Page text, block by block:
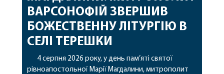
ВАРСОНОФІЙ ЗВЕРШИВ
БОЖЕСТВЕННУ ЛІТУРГІЮ В
СЕЛІ ТЕРЕШКИ
4 серпня 2026 року, у день пам’яті святої
рівноапостольної Марії Магдалини, митрополит